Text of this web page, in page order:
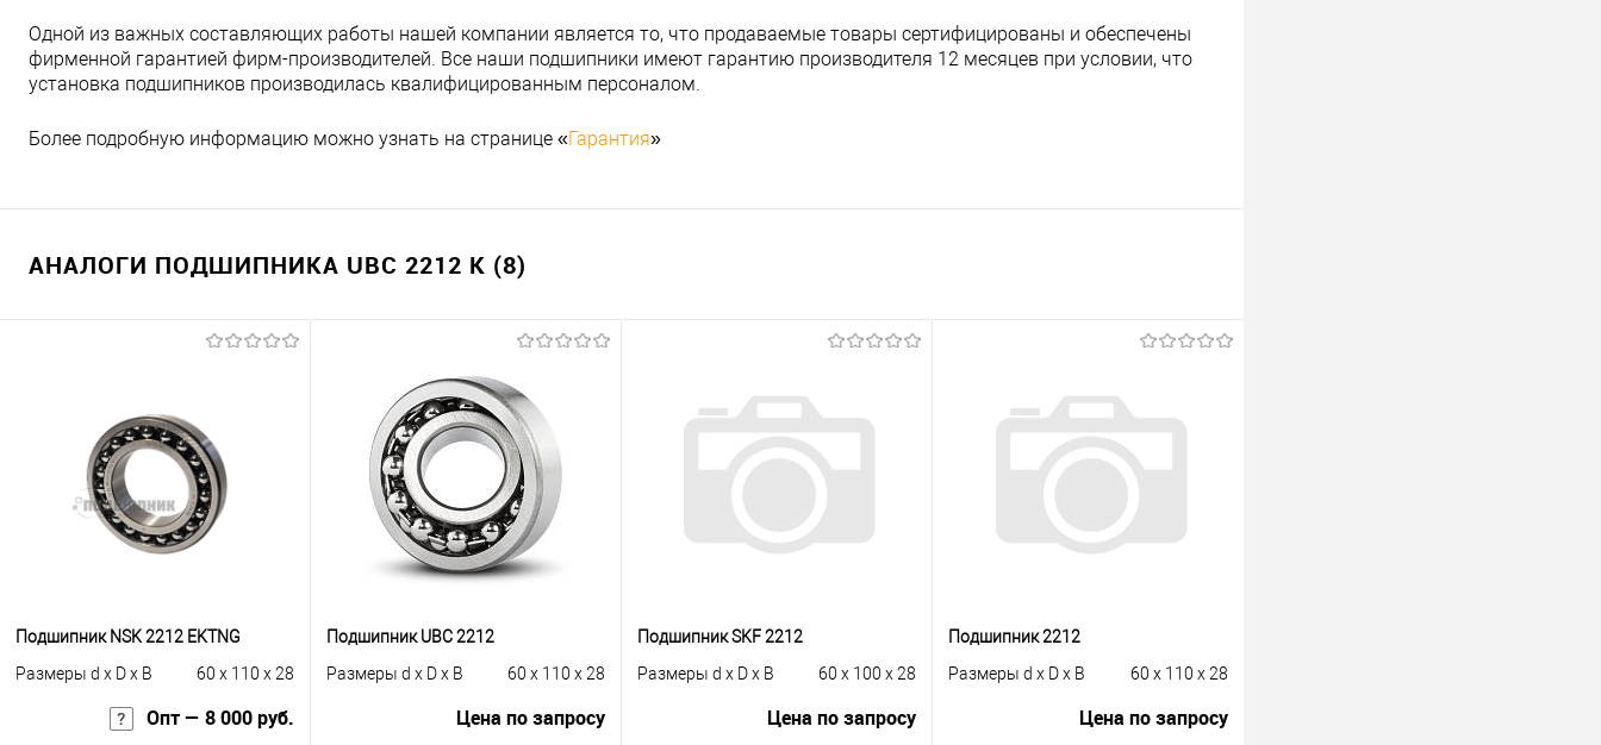
Одной из важных составляющих работы нашей компании является то, что продаваемые товары сертифицированы и обеспечены
фирменной гарантией фирм-производителей. Все наши подшипники имеют гарантию производителя 12 месяцев при условии, что
установка подшипников производилась квалифицированным персоналом.
Более подробную информацию можно узнать на странице «Гарантия»
АНАЛОГИ ПОДШИПНИКА UBC 2212 K (8)
Подшипник NSK 2212 EKTNG
Размеры d x D x B
60 x 110 x 28
Опт — 8 000 руб.
Подшипник UBC 2212
Размеры d x D x B
60 x 110 x 28
Цена по запросу
Подшипник SKF 2212
Размеры d x D x B
60 x 100 x 28
Цена по запросу
Подшипник 2212
Размеры d x D x B
60 x 110 x 28
Цена по запросу